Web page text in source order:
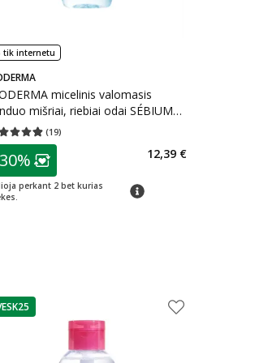
:
tik internetu
micelinis valomasis
mišriai, riebiai odai SÉBIUM
250 ml
(19)
įvertinimas 4.89
Lojalumo klubo narių nuolaida
perkant 2 bet kurias
patarimas
12,39 €